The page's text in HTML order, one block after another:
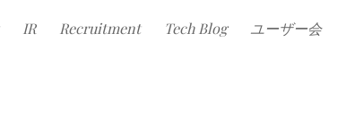
IR Recruitment Tech Blog ユーザー会